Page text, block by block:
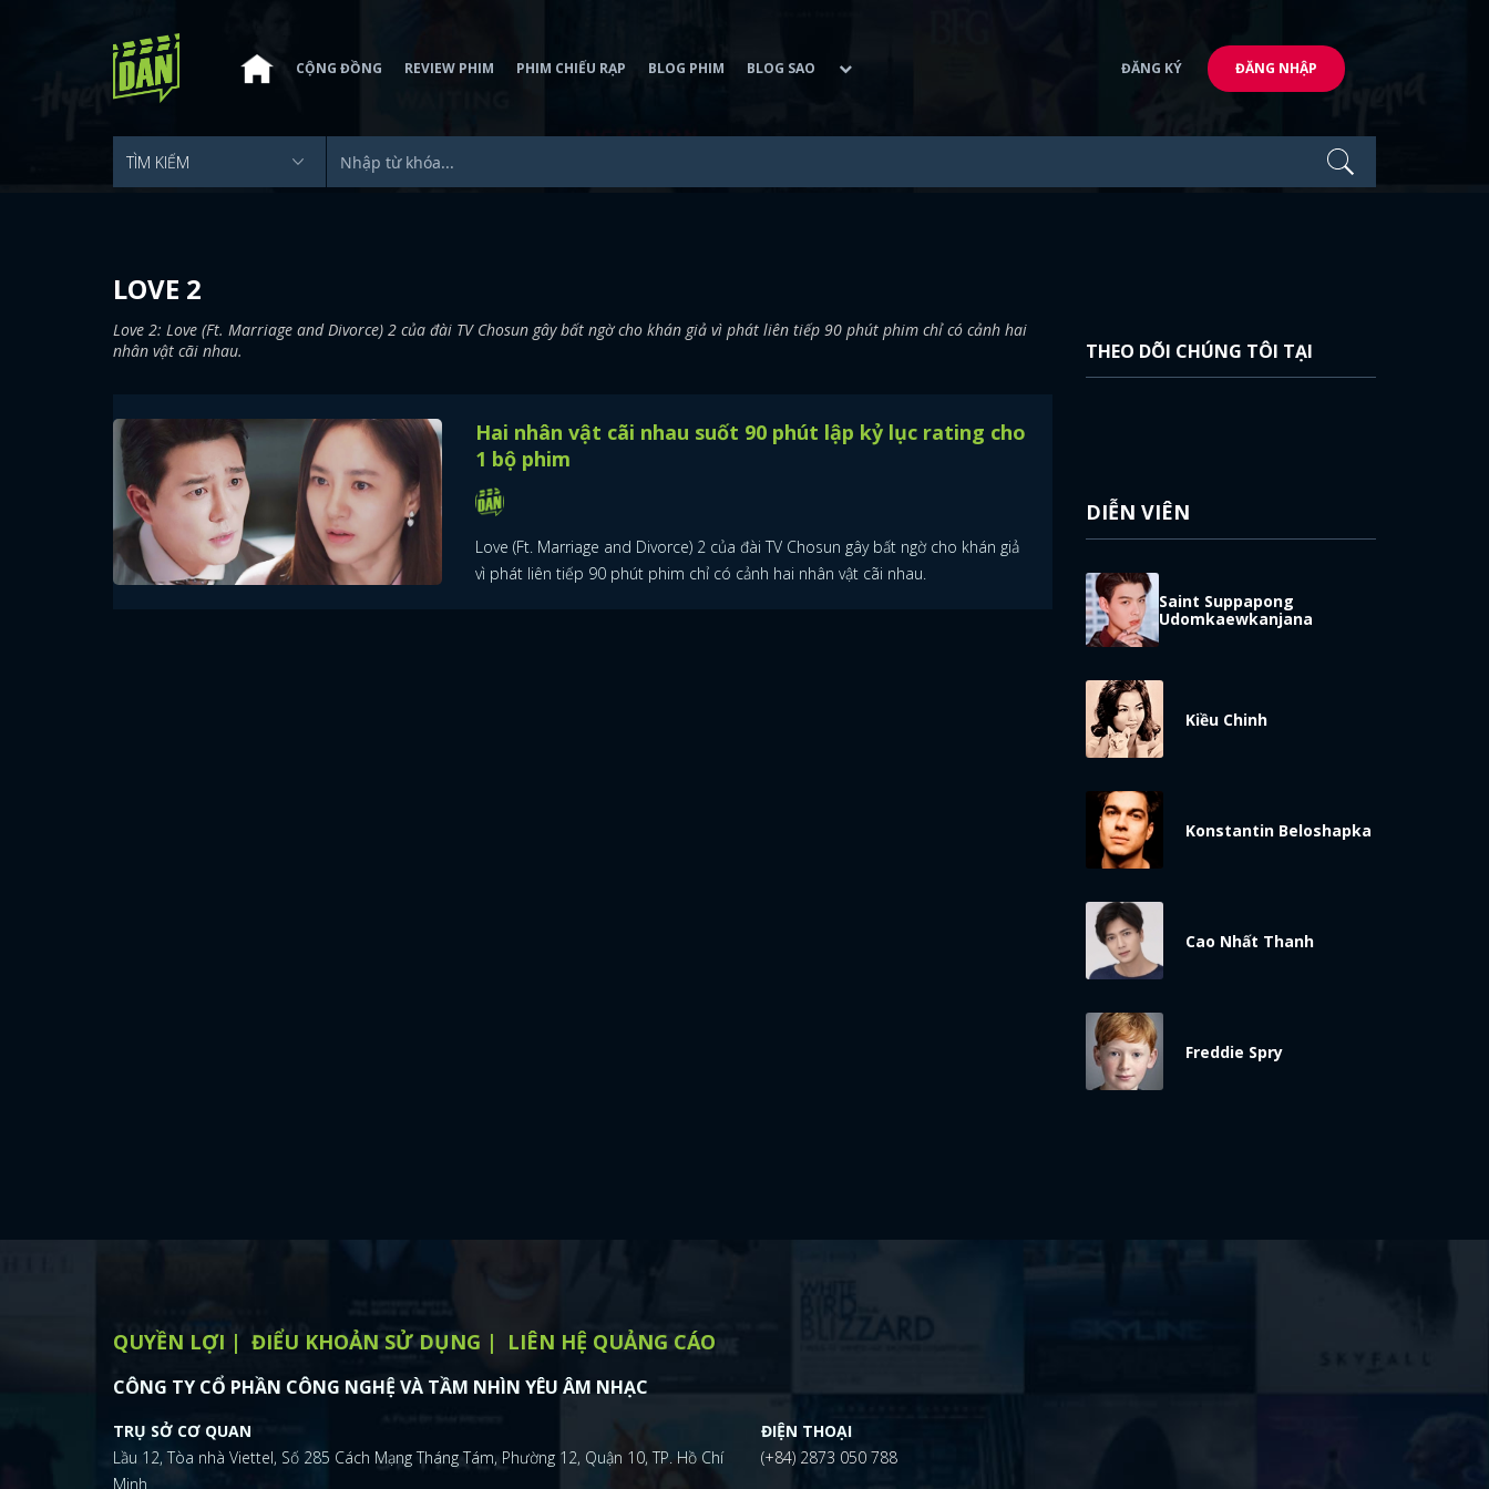
CỘNG ĐỒNG REVIEW PHIM PHIM CHIẾU RẠP BLOG PHIM BLOG SAO ĐĂNG KÝ ĐĂNG NHẬP
LOVE 2
Love 2: Love (Ft. Marriage and Divorce) 2 của đài TV Chosun gây bất ngờ cho khán giả vì phát liên tiếp 90 phút phim chỉ có cảnh hai
nhân vật cãi nhau.
Hai nhân vật cãi nhau suốt 90 phút lập kỷ lục rating cho
1 bộ phim
Love (Ft. Marriage and Divorce) 2 của đài TV Chosun gây bất ngờ cho khán giả
vì phát liên tiếp 90 phút phim chỉ có cảnh hai nhân vật cãi nhau.
THEO DÕI CHÚNG TÔI TẠI
DIỄN VIÊN
Saint Suppapong
Udomkaewkanjana
Kiều Chinh
Konstantin Beloshapka
Cao Nhất Thanh
Freddie Spry
QUYỀN LỢI ĐIỂU KHOẢN SỬ DỤNG LIÊN HỆ QUẢNG CÁO
CÔNG TY CỔ PHẦN CÔNG NGHỆ VÀ TẦM NHÌN YÊU ÂM NHẠC
TRỤ SỞ CƠ QUAN
Lầu 12, Tòa nhà Viettel, Số 285 Cách Mạng Tháng Tám, Phường 12, Quận 10, TP. Hồ Chí
Minh
ĐIỆN THOẠI
(+84) 2873 050 788